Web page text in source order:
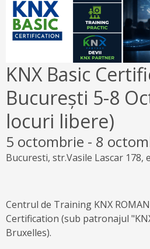
KNX Basic
București 5-8
locuri libere)
5 octombrie - 8
Bucuresti, str.Vasile Lascar 178,
Centrul de Training KNX
Certification (sub patronajul
Bruxelles).